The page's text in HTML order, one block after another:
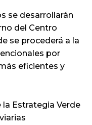
se desarrollarán
del Centro
se procederá a la
por
eficientes y
Estrategia Verde